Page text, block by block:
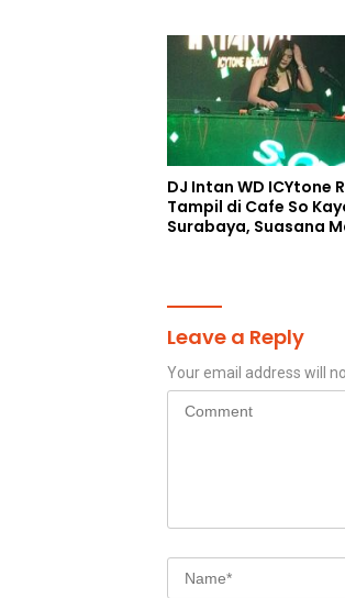
DJ Intan WD ICYtone
Tampil di Cafe So
Surabaya, Suasana
Leave a Reply
Your email address will